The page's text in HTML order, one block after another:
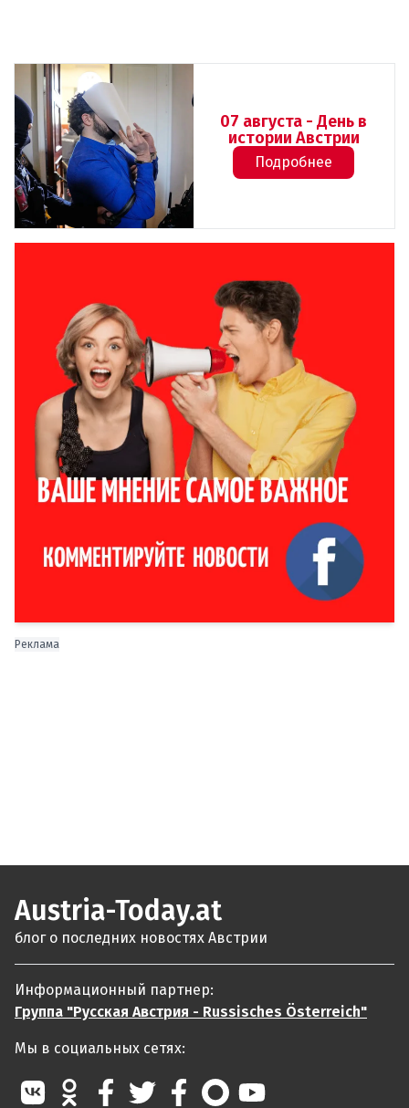
07 августа - День в
истории Австрии
Подробнее
Реклама
Austria-Today.at
блог о последних новостях Австрии
Информационный партнер:
Группа "Русская Австрия - Russisches Österreich"
Мы в социальных сетях: